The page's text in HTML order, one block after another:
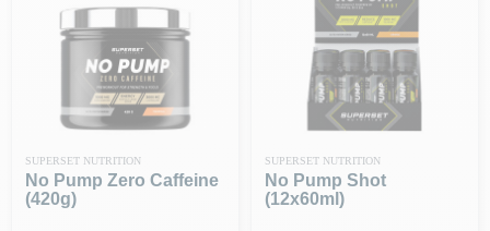
SUPERSET NUTRITION
No Pump Zero Caffeine
(420g)
SUPERSET NUTRITION
No Pump Shot
(12x60ml)